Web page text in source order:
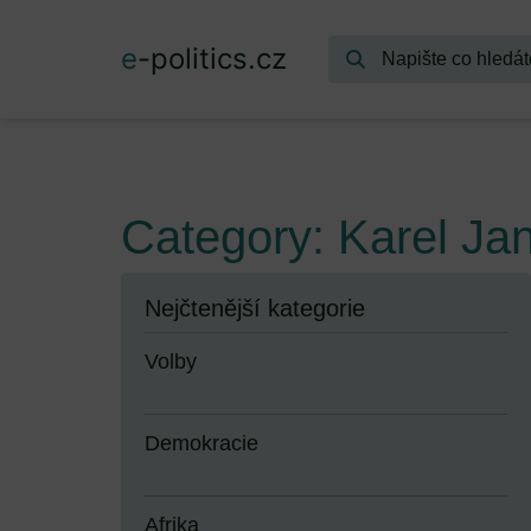
e-politics.cz
Category: Karel
Nejčtenější kategorie
Volby
Demokracie
Afrika